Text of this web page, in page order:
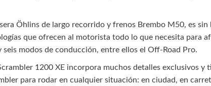
Öhlins de largo recorrido y frenos Brembo M50, es sin
que ofrecen al motorista todo lo que necesita para
modos de conducción, entre ellos el Off-Road Pro.
1200 XE incorpora muchos detalles exclusivos y
para rodar en cualquier situación: en ciudad, en